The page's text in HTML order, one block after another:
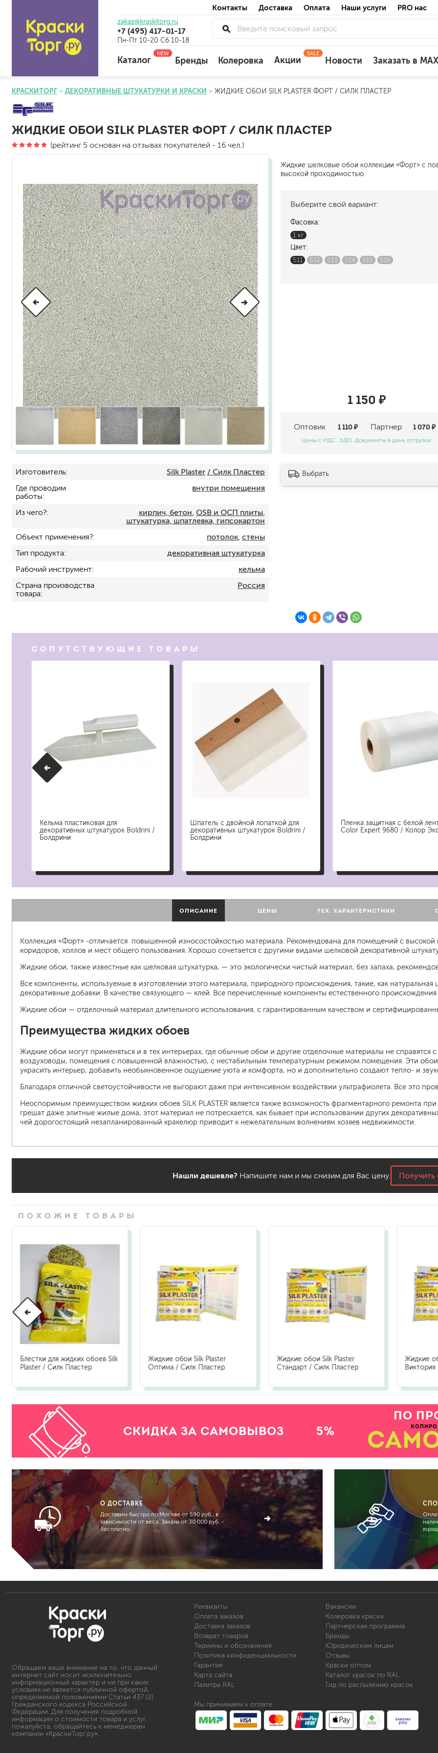
Контакты Доставка Оплата Наши услуги PRO нас
zakaz@kraskitorg.ru
+7 (495) 417-01-17
Пн-Пт 10-20 Сб 10-18
Каталог
NEW
универсальные
огнебиозащитные
по штукатурке
по бетону
универсальные
бетоноконтакт и для сложных поверхностей
для древесины
по металлу
антикорозийные
под декоративные штукатурки
для гипсокартона
под штукатурку
силиконовые универсальные,
полиуретановые
для паркета и деревянного пола
для стен, потолков
для мебели
яхтные
для бани и сауны
для бетона и камня
масла для внутренних работ
масла для террас и наружных работ
щетка металлическая
пистолеты
ручной инструмент
ленты
для радиаторов, батарей
для окон
удалители краски
средства от высолов и цемента
средства для снятия обоев
смывка для эпоксидной затирки
очиститель силикона
наливные полы, ровнители
смеси для монтажа теплоизоляции
гидропломбы
для ванной комнаты
для мытья посуды
для стирки и ухода за тканями
для ковров и текстильных изделий
специализированные чистящие
универсальные чистящие средства
эмали для металла
грунтовки
пропитки для древесины
пены и клеи
Бренды Колеровка Акции
SALE
Новости Заказать в MAX
КРАСКИТОРГ ДЕКОРАТИВНЫЕ ШТУКАТУРКИ И КРАСКИ ЖИДКИЕ ОБОИ SILK PLASTER ФОРТ / СИЛК ПЛАСТЕР
ЖИДКИЕ ОБОИ SILK PLASTER ФОРТ / СИЛК ПЛАСТЕР
(рейтинг 5 основан на отзывах покупателей - 16 чел.)
Жидкие шелковые обои коллекции «Форт» с
высокой проходимостью.
Выберите свой вариант:
Фасовка:
1 кг
Цвет:
511
512 513 514 515 516
1 150 ₽
Оптовик Партнер
1 110 ₽ 1 070 ₽
Цены с НДС. ЭДО. Документы в день отгрузки.
Изготовитель Silk Plaster / Силк Пластер
Где проводим
работы
внутри помещения
Из чего? кирпич, бетон OSB и ОСП плиты
штукатурка, шпатлевка, гипсокартон
Объект применения?
потолок, стены
Тип продукта
декоративная штукатурка
Рабочий инструмент
кельма
Страна производства
товара
Россия
Выбрать
СОПУТСТВУЮЩИЕ ТОВАРЫ
Кельма пластиковая для
декоративных штукатурок Boldrini /
Болдрини
Шпатель с двойной лопаткой для
декоративных штукатурок Boldrini /
Болдрини
Пленка защитная с белой
Color Expert 9680 / Колор
ОПИСАНИЕ ЦЕНЫ ТЕХ. ХАРАКТЕРИСТИКИ
Коллекция «Форт» -отличается повышенной износостойкостью материала. Рекомендована для помещений с
коридоров, холлов и мест общего пользования. Хорошо сочетается с другими видами шелковой декоративной
Жидкие обои, также известные как шелковая штукатурка, — это экологически чистый материал, без запаха,
Все компоненты, используемые в изготовлении этого материала, природного происхождения, такие, как
декоративные добавки. В качестве связующего — клей. Все перечисленные компоненты естественного
Жидкие обои — отделочный материал длительного использования, с гарантированным качеством и
Преимущества жидких обоев
Жидкие обои могут применяться и в тех интерьерах, где обычные обои и другие отделочные материалы не
воздуховоды, помещения с повышенной влажностью, с нестабильным температурным режимом помещения. Эти обои
украсить интерьер, добавить необыкновенное ощущение уюта и комфорта, но и дополнительно создают тепло- и
Благодаря отличной светоустойчивости не выгорают даже при интенсивном воздействии ультрафиолета. Все это
Неоспоримым преимуществом жидких обоев SILK PLASTER является также возможность фрагментарного ремонта
грешат даже элитные жилые дома, этот материал не потрескается, как бывает при использовании других
чей дорогостоящий незапланированный кракелюр приводит к нежелательным волнениям хозяев недвижимости.
Нашли дешевле? Напишите нам и мы снизим для Вас цену. Получить
ПОХОЖИЕ ТОВАРЫ
Блестки для жидких обоев Silk
Plaster / Силк Пластер
Жидкие обои Silk Plaster
Оптима / Силк Пластер
Жидкие обои Silk Plaster
Стандарт / Силк Пластер
Жидкие
СКИДКА ЗА САМОВЫВОЗ 5%
ПО
О ДОСТАВКЕ
Доставим быстро по Москве от 590 руб., в
зависимости от веса. Заказы от 30 000 руб. -
бесплатно.
Обращаем ваше внимание на то, что данный
интернет сайт носит исключительно
информационный характер и ни при каких
условиях не является публичной офертой,
определяемой положениями Статьи 437 (2)
Гражданского кодекса Российской
Федерации. Для получения подробной
информации о стоимости товара и услуг,
пожалуйста, обращайтесь к менеджерам
компании «КраскиТорг.ру».
Реквизиты
Оплата заказов
Доставка заказов
Возврат товаров
Термины и обозначения
Политика конфиденциальности
Гарантия
Карта сайта
Палитра RAL
Вакансии
Колеровка краски
Партнерская программа
Бренды
Юридическим лицам
Отзывы
Краски оптом
Каталог красок по RAL
Гид по распылению красок
Мы принимаем к оплате